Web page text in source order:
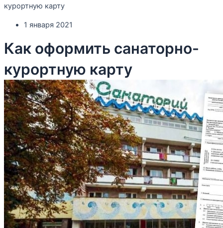
курортную карту
1 января 2021
Как оформить санаторно-
курортную карту